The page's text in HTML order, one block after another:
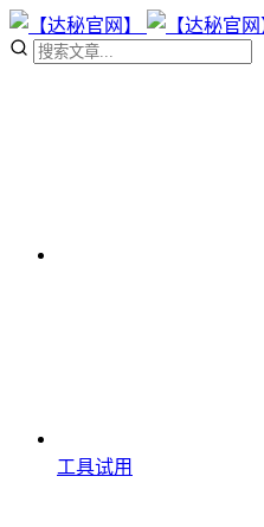
工具试用